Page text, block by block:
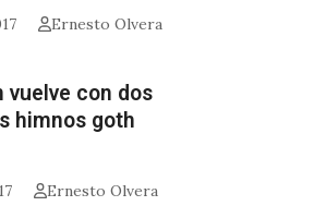
Ernesto Olvera
vuelve con dos
himnos goth
Ernesto Olvera